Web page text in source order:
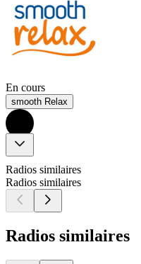
En cours
smooth Relax
Radios similaires
Radios similaires
Radios similaires